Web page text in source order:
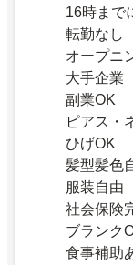
16時まで
転勤なし
オープニ
大手企業
副業OK
ピアス・
ひげOK
髪型髪色
服装自由
社会保険
ブランク
食事補助